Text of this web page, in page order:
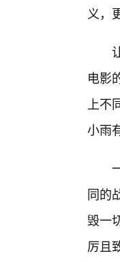
义，
电影
上
小雨
同的
毁一
厉且